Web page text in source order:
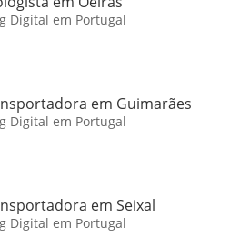
Digital em Portugal
em Guimarães
Digital em Portugal
em Seixal
Digital em Portugal